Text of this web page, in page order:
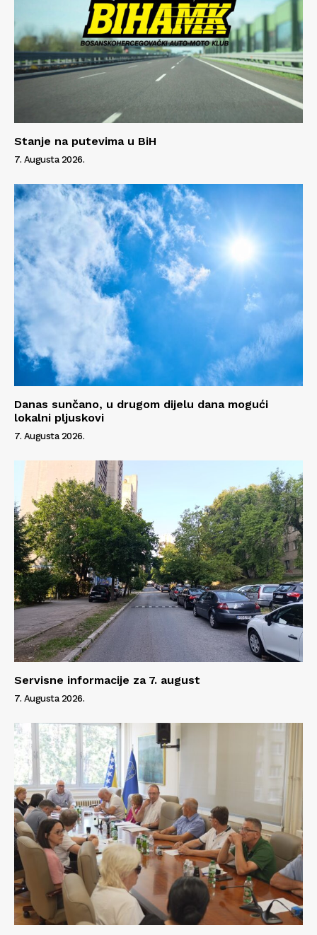
Info
O nama
Kontakt
Impressum
Stanje na putevima u BiH
7. Augusta 2026.
Danas sunčano, u drugom dijelu dana mogući
lokalni pljuskovi
7. Augusta 2026.
Servisne informacije za 7. august
7. Augusta 2026.